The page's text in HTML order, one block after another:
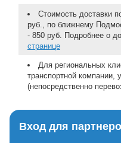
Стоимость доставки
руб., по ближнему
- 850 руб. Подробнее о
странице
Для региональных
транспортной компании,
(непосредственно
Вход для